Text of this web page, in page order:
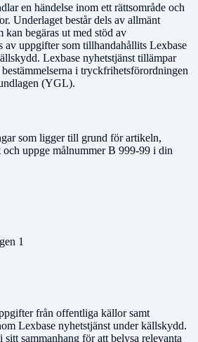
en händelse inom ett rättsområde och
Underlaget består dels av allmänt
begäras ut med stöd av
av uppgifter som tillhandahållits Lexbase
Lexbase nyhetstjänst tillämpar
i tryckfrihetsförordningen
(YGL).
som ligger till grund för artikeln,
och uppge målnummerB 999-99 i din
1
från offentliga källor samt
Lexbase nyhetstjänst under källskydd.
sammanhang för att belysa relevanta